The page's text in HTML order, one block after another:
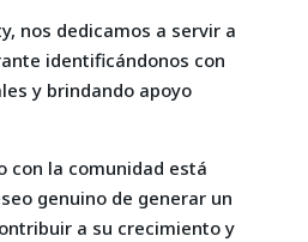
nos dedicamos a servir a
identificándonos con
y brindando apoyo
con la comunidad está
genuino de generar un
a su crecimiento y